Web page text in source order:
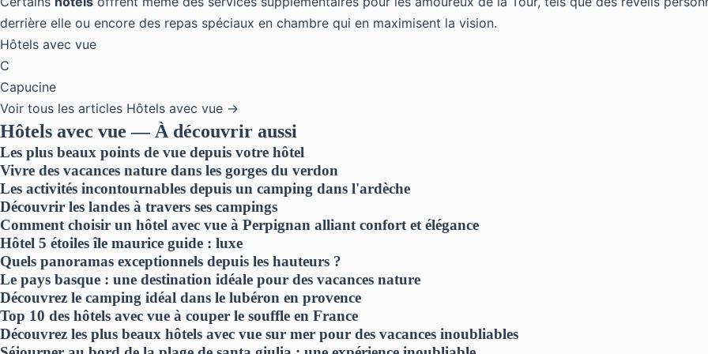
derrière elle ou encore des repas spéciaux en chambre qui en maximisent la vision.
Hôtels avec vue
C
Capucine
Voir tous les articles Hôtels avec vue →
Hôtels avec vue — À découvrir aussi
Les plus beaux points de vue depuis votre hôtel
Vivre des vacances nature dans les gorges du verdon
Les activités incontournables depuis un camping dans l'ardèche
Découvrir les landes à travers ses campings
Comment choisir un hôtel avec vue à Perpignan alliant confort et élégance
Hôtel 5 étoiles île maurice guide : luxe
Quels panoramas exceptionnels depuis les hauteurs ?
Le pays basque : une destination idéale pour des vacances nature
Découvrez le camping idéal dans le lubéron en provence
Top 10 des hôtels avec vue à couper le souffle en France
Découvrez les plus beaux hôtels avec vue sur mer pour des vacances inoubliables